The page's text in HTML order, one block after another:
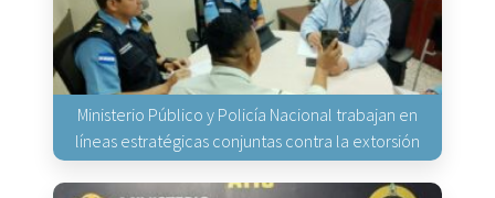
Ministerio Público y Policía Nacional trabajan en
líneas estratégicas conjuntas contra la extorsión